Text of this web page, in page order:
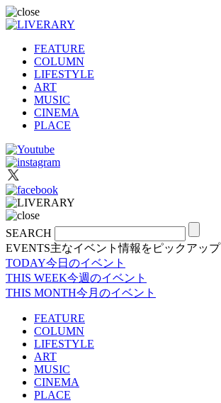
FEATURE
COLUMN
LIFESTYLE
ART
MUSIC
CINEMA
PLACE
SEARCH
EVENTS主なイベント情報をピックアップ
TODAY今日のイベント
THIS WEEK今週のイベント
THIS MONTH今月のイベント
FEATURE
COLUMN
LIFESTYLE
ART
MUSIC
CINEMA
PLACE